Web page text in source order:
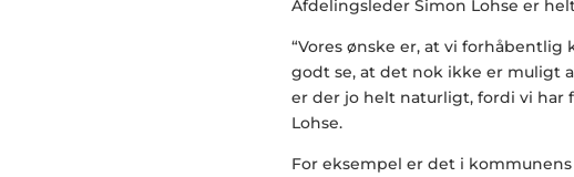
Afdelingsleder Simon Lohse er
“Vores ønske er, at vi
godt se, at det nok ikke er muligt
er der jo helt naturligt, fordi vi har
Lohse.
For eksempel er det i